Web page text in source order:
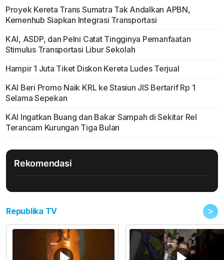
Proyek Kereta Trans Sumatra Tak Andalkan APBN,
Kemenhub Siapkan Integrasi Transportasi
KAI, ASDP, dan Pelni Catat Tingginya Pemanfaatan
Stimulus Transportasi Libur Sekolah
Hampir 1 Juta Tiket Diskon Kereta Ludes Terjual
KAI Beri Promo Naik KRL ke Stasiun JIS Bertarif Rp 1
Selama Sepekan
KAI Ingatkan Buang dan Bakar Sampah di Sekitar Rel
Terancam Kurungan Tiga Bulan
Rekomendasi
Republika TV >